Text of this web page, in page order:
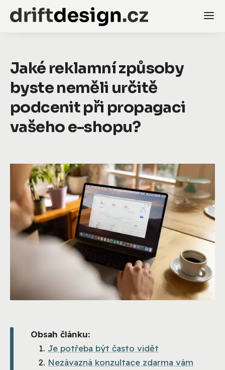
Jaké reklamní způsoby
byste neměli určitě
podcenit při propagaci
vašeho e-shopu?
Obsah článku:
Je potřeba být často vidět
Nezávazná konzultace zdarma vám